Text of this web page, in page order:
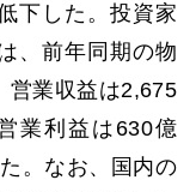
下した。投資家
、前年同期の物
営業収益は2,675
業利益は630億
。なお、国内の